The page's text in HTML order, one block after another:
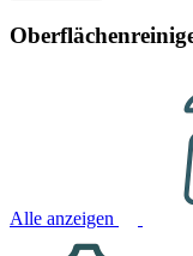
Alle anzeigen